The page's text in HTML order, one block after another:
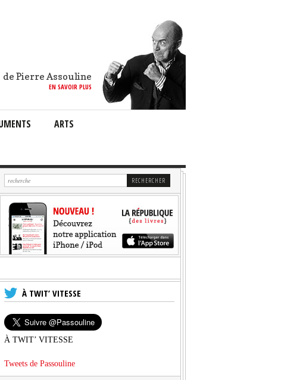
de Pierre Assouline
EN SAVOIR PLUS
ARTS
À TWIT’ VITESSE
À TWIT’ VITESSE
Tweets de Passouline